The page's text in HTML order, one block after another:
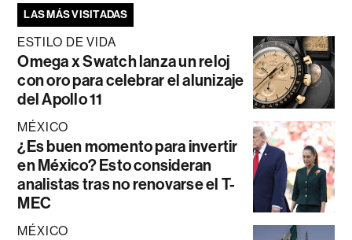
LAS MÁS VISITADAS
ESTILO DE VIDA
Omega x Swatch lanza un reloj
con oro para celebrar el alunizaje
del Apollo 11
MÉXICO
¿Es buen momento para invertir
en México? Esto consideran
analistas tras no renovarse el T-
MEC
MÉXICO